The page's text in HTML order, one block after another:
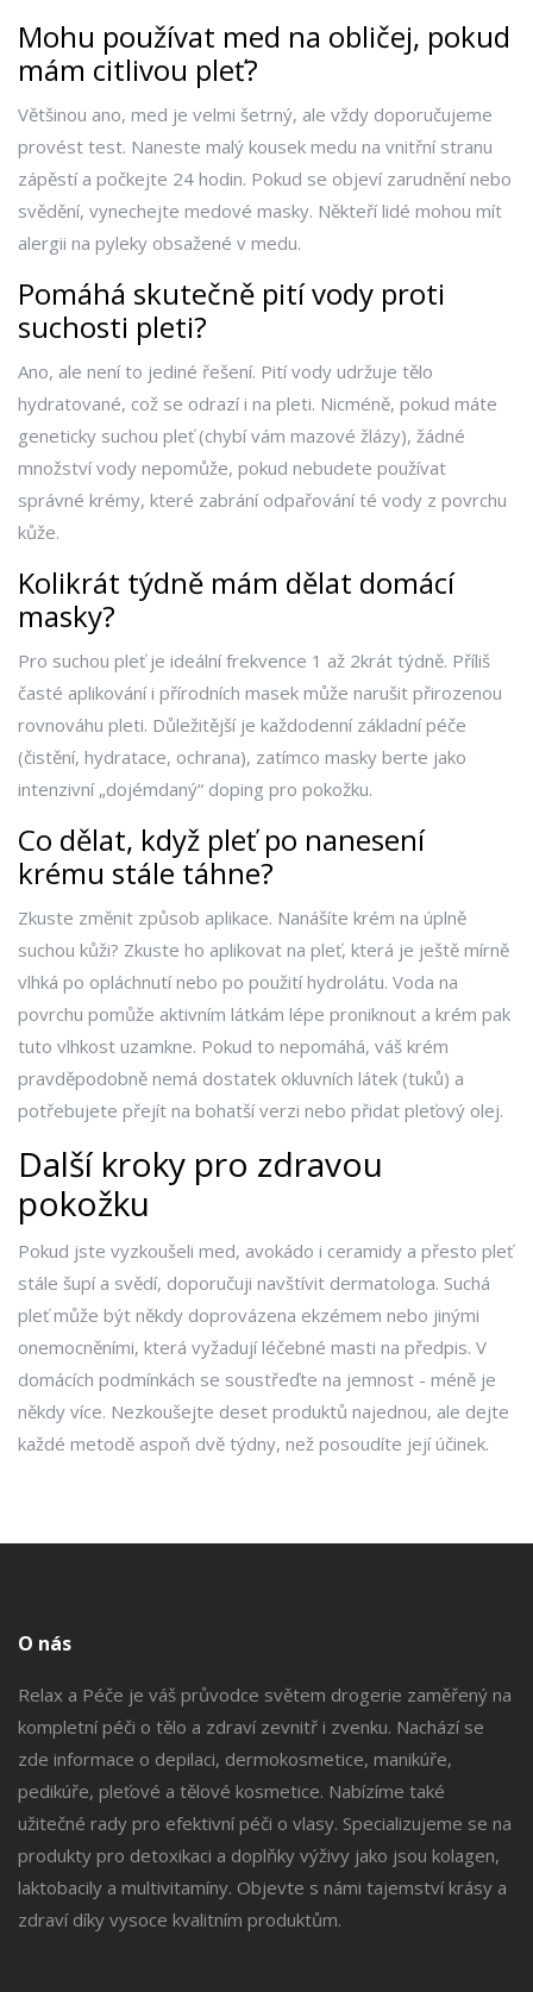
Mohu používat med na obličej, pokud
mám citlivou pleť?
Většinou ano, med je velmi šetrný, ale vždy doporučujeme
provést test. Naneste malý kousek medu na vnitřní stranu
zápěstí a počkejte 24 hodin. Pokud se objeví zarudnění nebo
svědění, vynechejte medové masky. Někteří lidé mohou mít
alergii na pyleky obsažené v medu.
Pomáhá skutečně pití vody proti
suchosti pleti?
Ano, ale není to jediné řešení. Pití vody udržuje tělo
hydratované, což se odrazí i na pleti. Nicméně, pokud máte
geneticky suchou pleť (chybí vám mazové žlázy), žádné
množství vody nepomůže, pokud nebudete používat
správné krémy, které zabrání odpařování té vody z povrchu
kůže.
Kolikrát týdně mám dělat domácí
masky?
Pro suchou pleť je ideální frekvence 1 až 2krát týdně. Příliš
časté aplikování i přírodních masek může narušit přirozenou
rovnováhu pleti. Důležitější je každodenní základní péče
(čistění, hydratace, ochrana), zatímco masky berte jako
intenzivní „dojémdaný“ doping pro pokožku.
Co dělat, když pleť po nanesení
krému stále táhne?
Zkuste změnit způsob aplikace. Nanášíte krém na úplně
suchou kůži? Zkuste ho aplikovat na pleť, která je ještě mírně
vlhká po opláchnutí nebo po použití hydrolátu. Voda na
povrchu pomůže aktivním látkám lépe proniknout a krém pak
tuto vlhkost uzamkne. Pokud to nepomáhá, váš krém
pravděpodobně nemá dostatek okluvních látek (tuků) a
potřebujete přejít na bohatší verzi nebo přidat pleťový olej.
Další kroky pro zdravou
pokožku
Pokud jste vyzkoušeli med, avokádo i ceramidy a přesto pleť
stále šupí a svědí, doporučuji navštívit dermatologa. Suchá
pleť může být někdy doprovázena ekzémem nebo jinými
onemocněními, která vyžadují léčebné masti na předpis. V
domácích podmínkách se soustřeďte na jemnost - méně je
někdy více. Nezkoušejte deset produktů najednou, ale dejte
každé metodě aspoň dvě týdny, než posoudíte její účinek.
O nás
Relax a Péče je váš průvodce světem drogerie zaměřený na
kompletní péči o tělo a zdraví zevnitř i zvenku. Nachází se
zde informace o depilaci, dermokosmetice, manikúře,
pedikúře, pleťové a tělové kosmetice. Nabízíme také
užitečné rady pro efektivní péči o vlasy. Specializujeme se na
produkty pro detoxikaci a doplňky výživy jako jsou kolagen,
laktobacily a multivitamíny. Objevte s námi tajemství krásy a
zdraví díky vysoce kvalitním produktům.